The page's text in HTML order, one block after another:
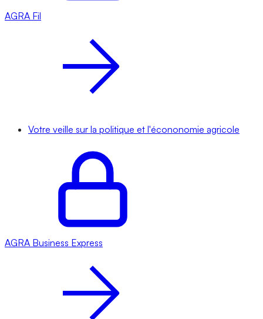
AGRA Fil
Votre veille sur la politique et l'écononomie agricole
AGRA Business Express